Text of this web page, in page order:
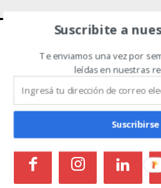
ACERCA DE NOSOTROS
Noticias de Campo es un
focalizado en Redes
todas las noticias del
Suscribite a
Te enviamos una vez por
leídas en nuestras